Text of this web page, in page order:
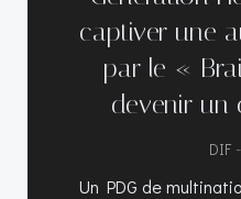
captiver une
par le «
devenir un
DIF -
Un PDG de